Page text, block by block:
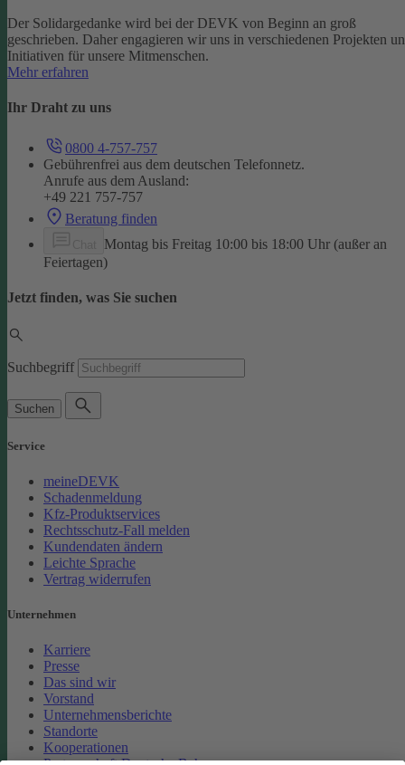
Der Solidargedanke wird bei der DEVK von Beginn an groß
geschrieben. Daher engagieren wir uns in verschiedenen Projekten
Initiativen für unsere Mitmenschen.
Mehr erfahren
Ihr Draht zu uns
0800 4-757-757
Gebührenfrei aus dem deutschen Telefonnetz.
Anrufe aus dem Ausland:
+49 221 757-757
Beratung finden
Montag bis Freitag 10:00 bis 18:00 Uhr (außer an
Feiertagen)
Jetzt finden, was Sie suchen
Suchbegriff
Suchen
Service
meineDEVK
Schadenmeldung
Kfz-Produktservices
Rechtsschutz-Fall melden
Kundendaten ändern
Leichte Sprache
Vertrag widerrufen
Unternehmen
Karriere
Presse
Das sind wir
Vorstand
Unternehmensberichte
Standorte
Kooperationen